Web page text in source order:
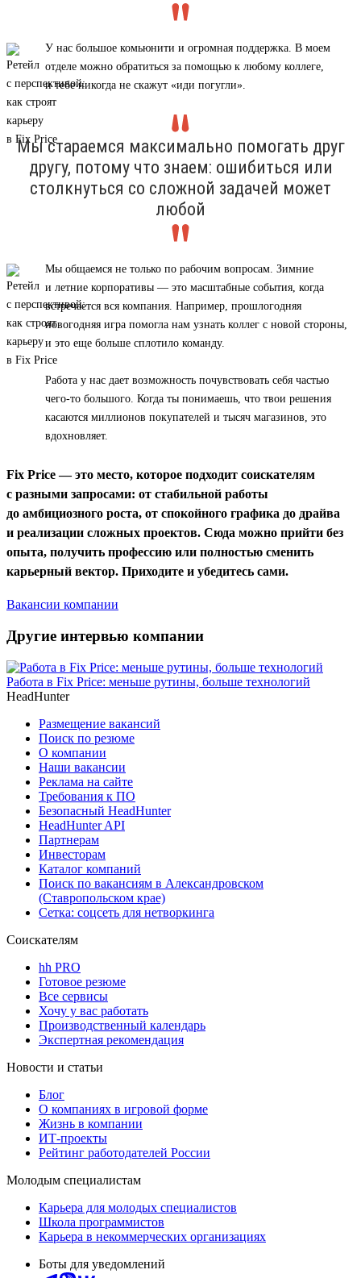
У нас большое комьюнити и огромная поддержка. В моем
отделе можно обратиться за помощью к любому коллеге,
и тебе никогда не скажут «иди погугли».
Мы стараемся максимально помогать друг
другу, потому что знаем: ошибиться или
столкнуться со сложной задачей может
любой
Мы общаемся не только по рабочим вопросам. Зимние
и летние корпоративы — это масштабные события, когда
встречается вся компания. Например, прошлогодняя
новогодняя игра помогла нам узнать коллег с новой стороны,
и это еще больше сплотило команду.
Работа у нас дает возможность почувствовать себя частью
чего-то большого. Когда ты понимаешь, что твои решения
касаются миллионов покупателей и тысяч магазинов, это
вдохновляет.
Fix Price — это место, которое подходит соискателям
с разными запросами: от стабильной работы
до амбициозного роста, от спокойного графика до драйва
и реализации сложных проектов. Сюда можно прийти без
опыта, получить профессию или полностью сменить
карьерный вектор. Приходите и убедитесь сами.
Вакансии компании
Другие интервью компании
Работа в Fix Price: меньше рутины, больше технологий
HeadHunter
Размещение вакансий
Поиск по резюме
О компании
Наши вакансии
Реклама на сайте
Требования к ПО
Безопасный HeadHunter
HeadHunter API
Партнерам
Инвесторам
Каталог компаний
Поиск по вакансиям в Александровском
(Ставропольском крае)
Сетка: соцсеть для нетворкинга
Соискателям
hh PRO
Готовое резюме
Все сервисы
Хочу у вас работать
Производственный календарь
Экспертная рекомендация
Новости и статьи
Блог
О компаниях в игровой форме
Жизнь в компании
ИТ-проекты
Рейтинг работодателей России
Молодым специалистам
Карьера для молодых специалистов
Школа программистов
Карьера в некоммерческих организациях
Боты для уведомлений